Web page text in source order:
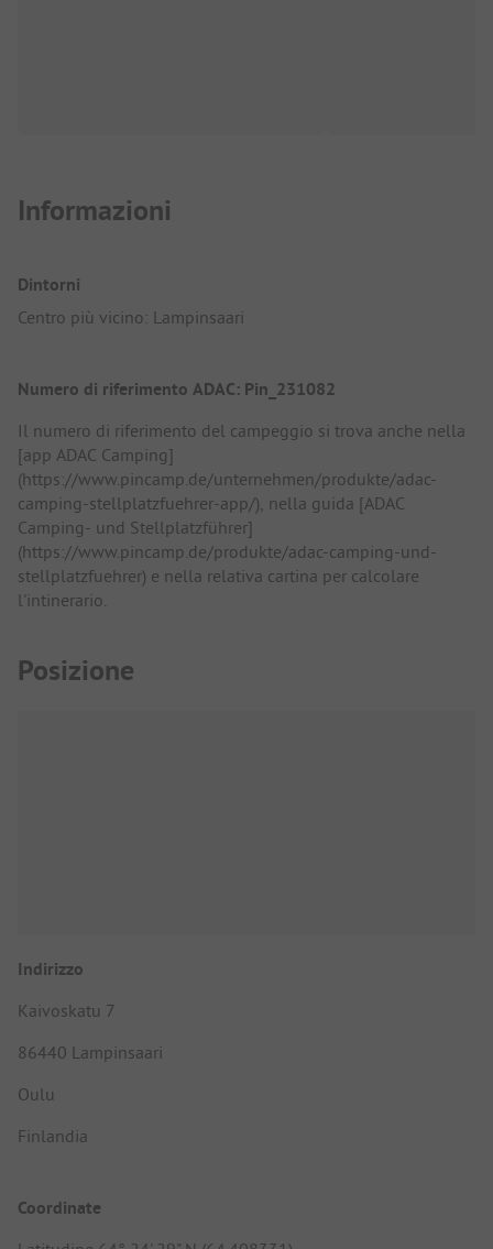
Informazioni
Dintorni
Centro più vicino: Lampinsaari
Numero di riferimento ADAC: Pin_231082
Il numero di riferimento del campeggio si trova anche nella
[app ADAC Camping]
(https://www.pincamp.de/unternehmen/produkte/adac-
camping-stellplatzfuehrer-app/), nella guida [ADAC
Camping- und Stellplatzführer]
(https://www.pincamp.de/produkte/adac-camping-und-
stellplatzfuehrer) e nella relativa cartina per calcolare
l'intinerario.
Posizione
Indirizzo
Kaivoskatu 7
86440 Lampinsaari
Oulu
Finlandia
Coordinate